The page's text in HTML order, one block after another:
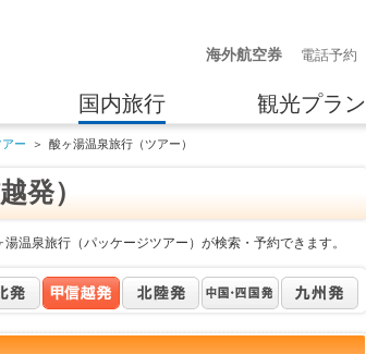
海外航空券
電話予約
国内旅行 観光プラン
ー ＞ 酸ヶ湯温泉旅行（ツアー）
発）
温泉旅行（パッケージツアー）が検索・予約できます。